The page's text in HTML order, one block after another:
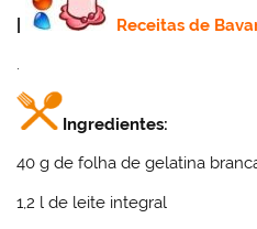
Receitas de
.
Ingredientes:
40 g de folha de gelatina
1,2 l de leite integral